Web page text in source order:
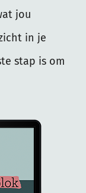
jou
in je
stap is om